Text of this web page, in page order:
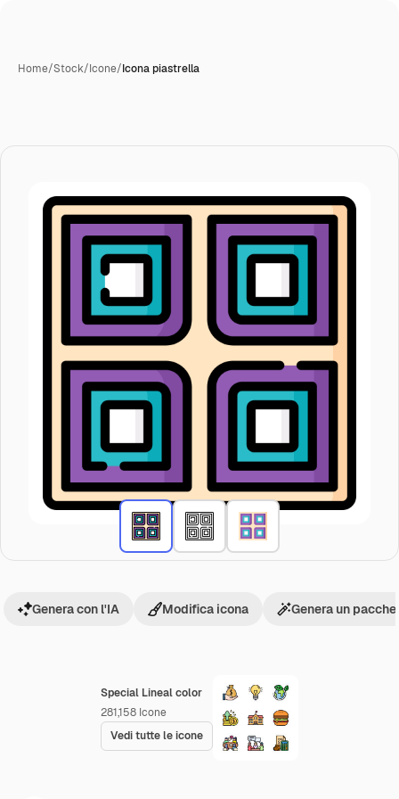
Home/Stock/Icone/Icona piastrella
Special Lineal color
281,158 Icone
Vedi tutte le icone
Genera con l'IA Modifica icona Genera un